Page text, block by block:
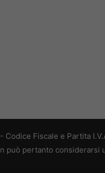
Fiscale e Partita
può pertanto considerarsi